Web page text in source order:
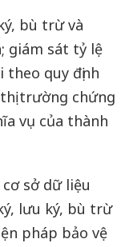
bù trừ và
giám sát tỷ lệ
theo quy định
trường chứng
vụ của thành
sở dữ liệu
lưu ký, bù trừ
pháp bảo vệ